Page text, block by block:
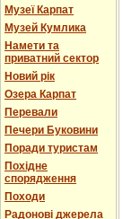
Музеї Карпат
Музей Кумлика
Намети та
приватний сектор
Новий рік
Озера Карпат
Перевали
Печери Буковини
Поради туристам
Похідне
спорядження
Походи
Радонові джерела